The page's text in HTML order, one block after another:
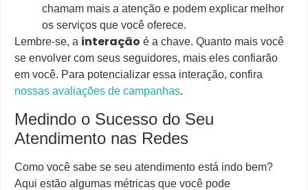
chamam mais a atenção e podem explicar melhor
os serviços que você oferece.
Lembre-se, a interação é a chave. Quanto mais você
se envolver com seus seguidores, mais eles confiarão
em você. Para potencializar essa interação, confira
nossas avaliações de campanhas.
Medindo o Sucesso do Seu
Atendimento nas Redes
Como você sabe se seu atendimento está indo bem?
Aqui estão algumas métricas que você pode